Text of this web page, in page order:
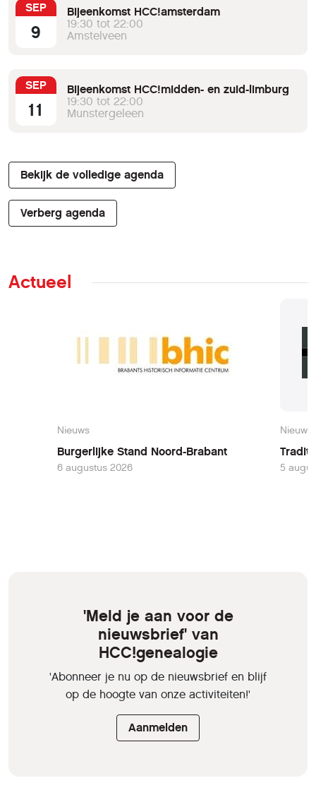
SEP
9
Bijeenkomst HCC!amsterdam
19:30 tot 22:00
Amstelveen
SEP
11
Bijeenkomst HCC!midden- en zuid-limburg
19:30 tot 22:00
Munstergeleen
Bekijk de volledige agenda
Verberg agenda
Actueel
Nieuws
Burgerlijke Stand Noord-Brabant
6 augustus 2026
Nieuws
5
'Meld je aan voor de
nieuwsbrief' van
HCC!genealogie
'Abonneer je nu op de nieuwsbrief en blijf
op de hoogte van onze activiteiten!'
Aanmelden